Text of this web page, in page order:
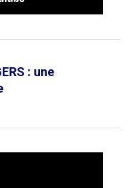
: une